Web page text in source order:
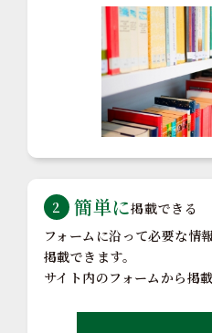
2 簡単に掲載できる
フォームに沿って必要な情
掲載できます。
サイト内のフォームから掲